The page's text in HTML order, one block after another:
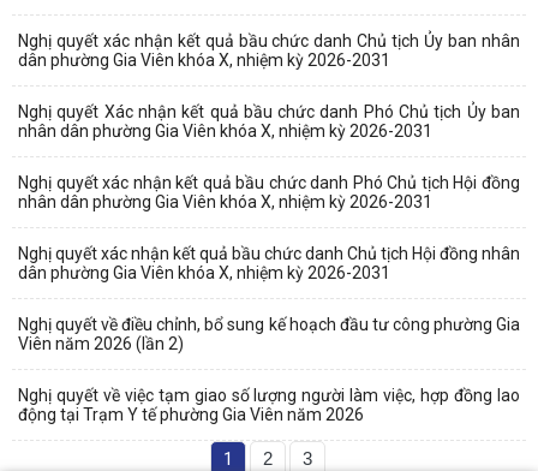
Nghị quyết xác nhận kết quả bầu chức danh Chủ tịch Ủy ban nhân
dân phường Gia Viên khóa X, nhiệm kỳ 2026-2031
Nghị quyết Xác nhận kết quả bầu chức danh Phó Chủ tịch Ủy ban
nhân dân phường Gia Viên khóa X, nhiệm kỳ 2026-2031
Nghị quyết xác nhận kết quả bầu chức danh Phó Chủ tịch Hội đồng
nhân dân phường Gia Viên khóa X, nhiệm kỳ 2026-2031
Nghị quyết xác nhận kết quả bầu chức danh Chủ tịch Hội đồng nhân
dân phường Gia Viên khóa X, nhiệm kỳ 2026-2031
Nghị quyết về điều chỉnh, bổ sung kế hoạch đầu tư công phường Gia
Viên năm 2026 (lần 2)
Nghị quyết về việc tạm giao số lượng người làm việc, hợp đồng lao
động tại Trạm Y tế phường Gia Viên năm 2026
1 2 3